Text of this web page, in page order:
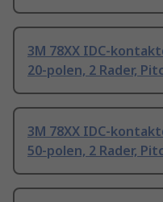
3M 78XX IDC-
20-polen, 2 Rader,
3M 78XX IDC-
50-polen, 2 Rader,